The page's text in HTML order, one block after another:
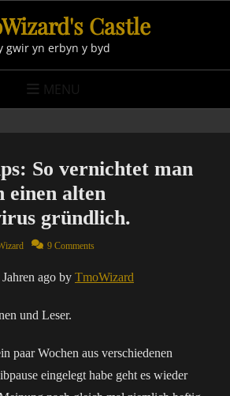
Castle
gwir yn erbyn y byd
MENU
So vernichtet man
einen alten
gründlich.
9 Comments
ago by TmoWizard
und Leser.
paar Wochen aus verschiedenen
eingelegt habe geht es wieder